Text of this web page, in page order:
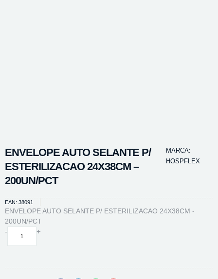
ENVELOPE AUTO SELANTE P/
ESTERILIZACAO 24X38CM –
200UN/PCT
MARCA:
HOSPFLEX
EAN: 38091
ENVELOPE AUTO SELANTE P/ ESTERILIZACAO 24X38CM -
200UN/PCT
-
ENVELOPE
+